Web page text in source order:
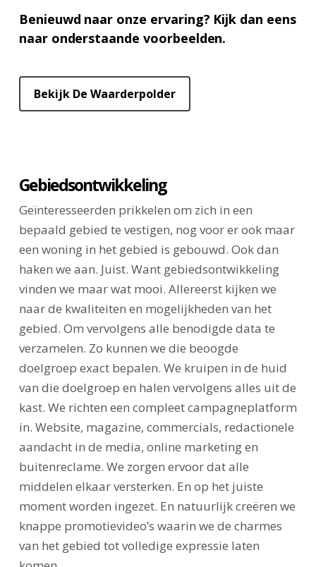
Benieuwd naar onze ervaring? Kijk dan eens
naar onderstaande voorbeelden.
Bekijk De Waarderpolder
Gebiedsontwikkeling
Geïnteresseerden prikkelen om zich in een
bepaald gebied te vestigen, nog voor er ook maar
een woning in het gebied is gebouwd. Ook dan
haken we aan. Juist. Want gebiedsontwikkeling
vinden we maar wat mooi. Allereerst kijken we
naar de kwaliteiten en mogelijkheden van het
gebied. Om vervolgens alle benodigde data te
verzamelen. Zo kunnen we die beoogde
doelgroep exact bepalen. We kruipen in de huid
van die doelgroep en halen vervolgens alles uit de
kast. We richten een compleet campagneplatform
in. Website, magazine, commercials, redactionele
aandacht in de media, online marketing en
buitenreclame. We zorgen ervoor dat alle
middelen elkaar versterken. En op het juiste
moment worden ingezet. En natuurlijk creëren we
knappe promotievideo’s waarin we de charmes
van het gebied tot volledige expressie laten